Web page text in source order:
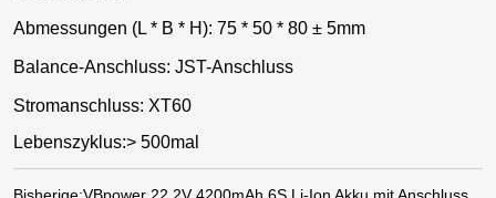
Abmessungen (L * B * H): 75 * 50 * 80 ± 5mm
Balance-Anschluss: JST-Anschluss
Stromanschluss: XT60
Lebenszyklus:> 500mal